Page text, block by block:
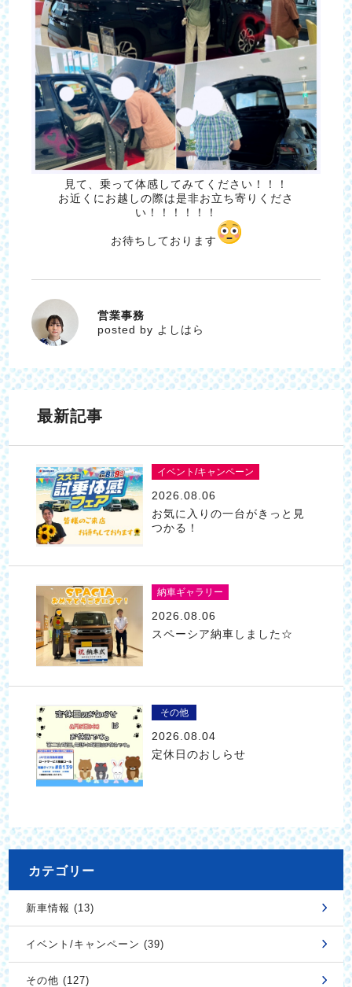
見て、乗って体感してみてください！！！
お近くにお越しの際は是非お立ち寄りくださ
い！！！！！！
お待ちしております
よしはら
営業事務
posted by よしはら
最新記事
イベント/キャンペーン
2026.08.06
お気に入りの一台がきっと見
つかる！
納車ギャラリー
2026.08.06
スペーシア納車しました☆
その他
2026.08.04
定休日のおしらせ
カテゴリー
新車情報 (13)
イベント/キャンペーン (39)
その他 (127)